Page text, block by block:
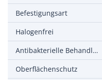
Befestigungsart
Halogenfrei
Antibakterielle Behandlung
Oberflächenschutz